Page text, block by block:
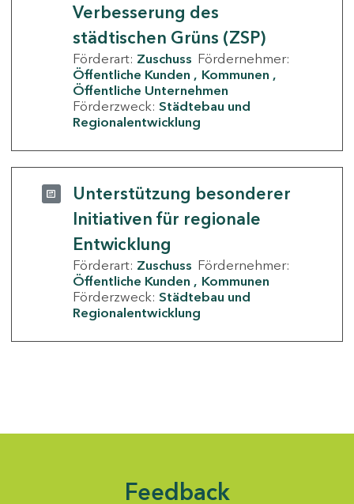
Verbesserung des
städtischen Grüns (ZSP)
Förderart: Zuschuss Fördernehmer:
Öffentliche Kunden
Kommunen
Öffentliche Unternehmen
Förderzweck: Städtebau und
Regionalentwicklung
Unterstützung besonderer
Initiativen für regionale
Entwicklung
Förderart: Zuschuss Fördernehmer:
Öffentliche Kunden
Kommunen
Förderzweck: Städtebau und
Regionalentwicklung
Feedback